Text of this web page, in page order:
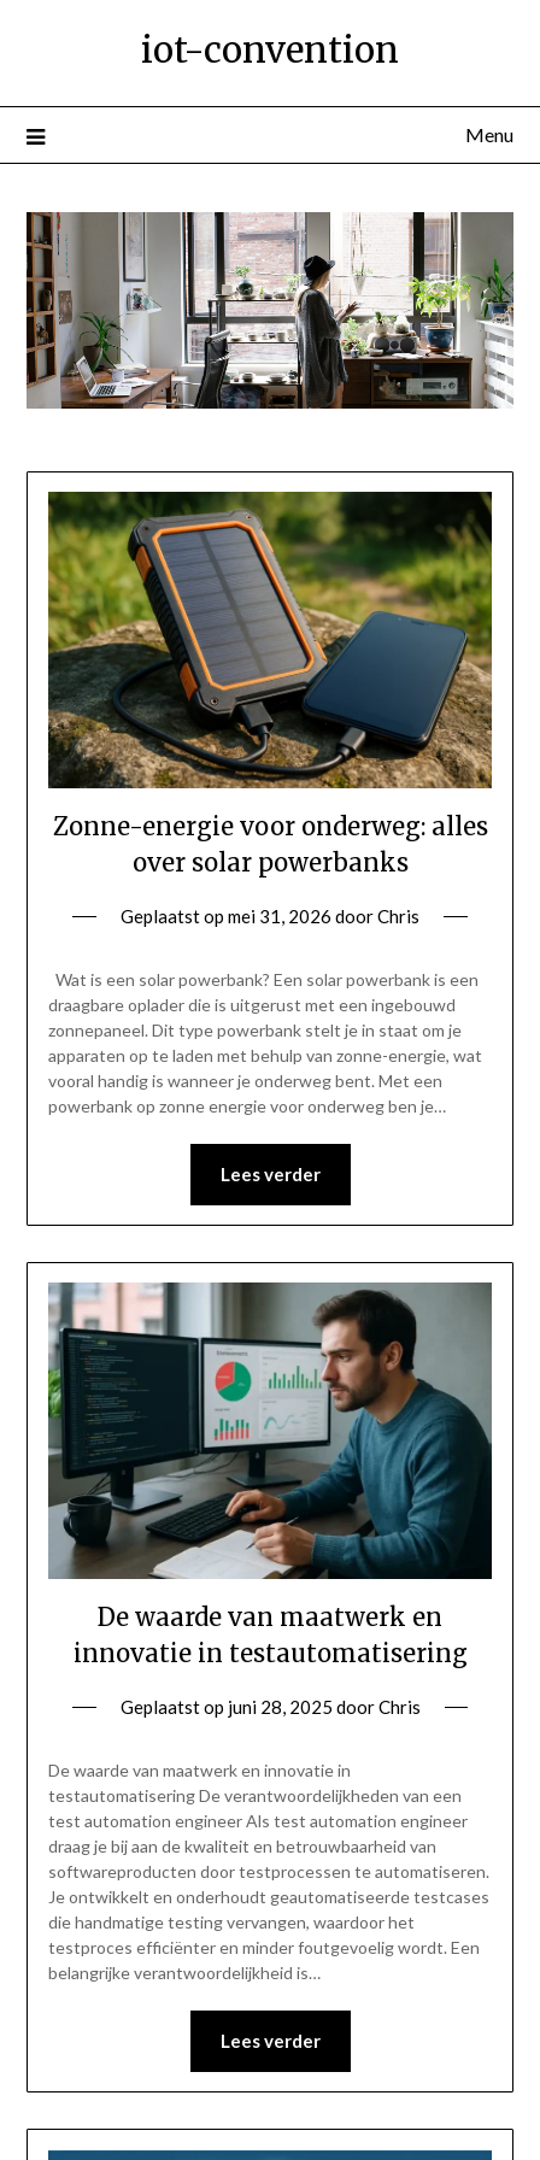
inhoud
iot-convention
Menu
Zonne-energie voor onderweg: alles
over solar powerbanks
Geplaatst op mei 31, 2026 doorChris
Wat is een solar powerbank? Een solar powerbank is een
draagbare oplader die is uitgerust met een ingebouwd
zonnepaneel. Dit type powerbank stelt je in staat om je
apparaten op te laden met behulp van zonne-energie, wat
vooral handig is wanneer je onderweg bent. Met een
powerbank op zonne energie voor onderweg ben je…
Lees verder
De waarde van maatwerk en
innovatie in testautomatisering
Geplaatst op juni 28, 2025 doorChris
De waarde van maatwerk en innovatie in
testautomatisering De verantwoordelijkheden van een
test automation engineer Als test automation engineer
draag je bij aan de kwaliteit en betrouwbaarheid van
softwareproducten door testprocessen te automatiseren.
Je ontwikkelt en onderhoudt geautomatiseerde testcases
die handmatige testing vervangen, waardoor het
testproces efficiënter en minder foutgevoelig wordt. Een
belangrijke verantwoordelijkheid is…
Lees verder